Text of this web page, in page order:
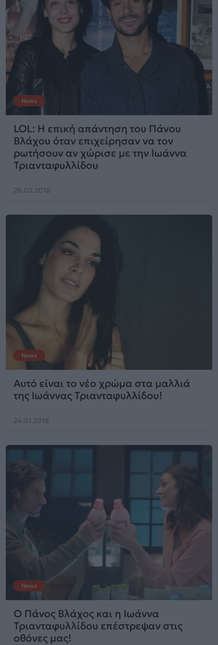
News
LOL: Η επική απάντηση του Πάνου
Βλάχου όταν επιχείρησαν να τον
ρωτήσουν αν χώρισε με την Ιωάννα
Τριανταφυλλίδου
28.02.2018
News
Αυτό είναι το νέο χρώμα στα μαλλιά
της Ιωάννας Τριανταφυλλίδου!
24.01.2018
News
Ο Πάνος Βλάχος και η Ιωάννα
Τριανταφυλλίδου επέστρεψαν στις
οθόνες μας!